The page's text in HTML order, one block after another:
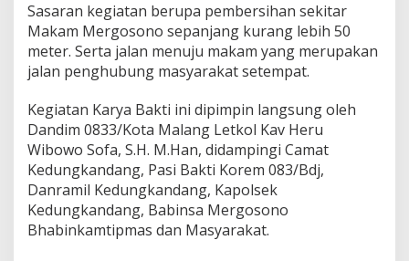
t
a
M
a
n
g
G
e
a
r
K
Sasaran kegiatan berupa pembersihan sekitar
Makam Mergosono sepanjang kurang lebih 50
meter. Serta jalan menuju makam yang merupakan
jalan penghubung masyarakat setempat.
Kegiatan Karya Bakti ini dipimpin langsung oleh
Dandim 0833/Kota Malang Letkol Kav Heru
Wibowo Sofa, S.H. M.Han, didampingi Camat
Kedungkandang, Pasi Bakti Korem 083/Bdj,
Danramil Kedungkandang, Kapolsek
Kedungkandang, Babinsa Mergosono
Bhabinkamtipmas dan Masyarakat.